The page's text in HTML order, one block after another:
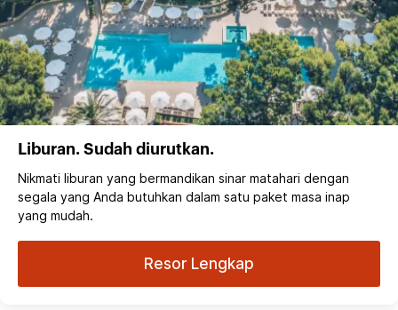
Liburan. Sudah diurutkan.
Nikmati liburan yang bermandikan sinar matahari dengan
segala yang Anda butuhkan dalam satu paket masa inap
yang mudah.
Resor Lengkap